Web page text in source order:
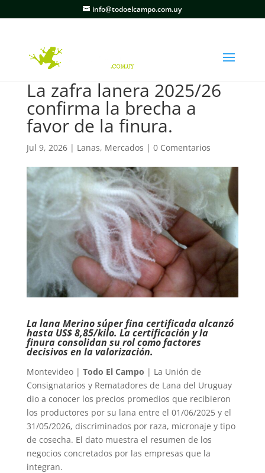
info@todoelcampo.com.uy
La zafra lanera 2025/26
confirma la brecha a
favor de la finura.
Jul 9, 2026| Lanas, Mercados | 0 Comentarios
La lana Merino súper fina certificada alcanzó
hasta US$ 8,85/kilo. La certificación y la
finura consolidan su rol como factores
decisivos en la valorización.
Montevideo | Todo El Campo | La Unión de
Consignatarios y Rematadores de Lana del Uruguay
dio a conocer los precios promedios que recibieron
los productores por su lana entre el 01/06/2025 y el
31/05/2026, discriminados por raza, micronaje y tipo
de cosecha. El dato muestra el resumen de los
negocios concretados por las empresas que la
integran.